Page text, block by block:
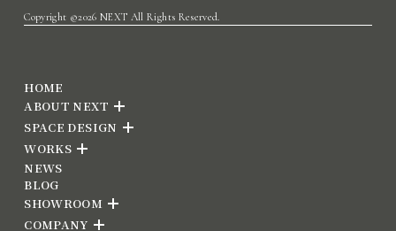
Copyright ©2026 NEXT All Rights Reserved.
HOME
ABOUT NEXT
SPACE DESIGN
WORKS
NEWS
BLOG
SHOWROOM
COMPANY